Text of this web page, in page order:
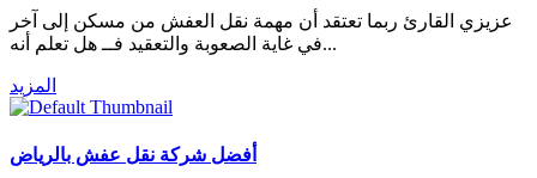
عزيزي القارئ ربما تعتقد أن مهمة نقل العفش من مسكن إلى آخر
في غاية الصعوبة والتعقيد فــ هل تعلم أنه...
المزيد
أفضل شركة نقل عفش بالرياض